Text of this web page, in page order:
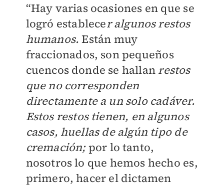
“Hay varias ocasiones en que se
logró establecer algunos restos
humanos. Están muy
fraccionados, son pequeños
cuencos donde se hallan restos
que no corresponden
directamente a un solo cadáver.
Estos restos tienen, en algunos
casos, huellas de algún tipo de
cremación;por lo tanto,
nosotros lo que hemos hecho es,
primero, hacer el dictamen